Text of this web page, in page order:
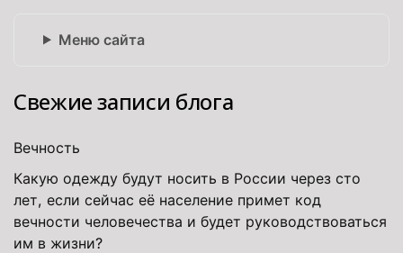
Меню сайта
Свежие записи блога
Вечность
Какую одежду будут носить в России через сто
лет, если сейчас её население примет код
вечности человечества и будет руководствоваться
им в жизни?